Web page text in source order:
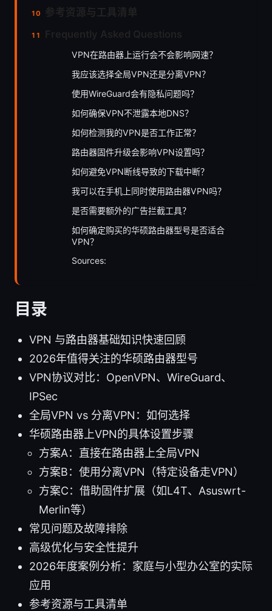
VPN在路由器上运行会不会影响网速？
我应该选择全局VPN还是分离VPN？
使用WireGuard会有隐私问题吗？
如何确保VPN不泄露本地DNS？
如何检测我的VPN是否工作正常？
路由器固件升级会影响VPN设置吗？
如何避免VPN断线导致的下载中断？
我可以在手机上同时使用路由器VPN吗？
是否需要额外的广告拦截工具？
如何确定购买的华硕路由器型号是否适合
VPN？
Sources:
目录
VPN 与路由器基础知识快速回顾
2026年值得关注的华硕路由器型号
VPN协议对比：OpenVPN、WireGuard、
IPSec
全局VPN vs 分离VPN：如何选择
华硕路由器上VPN的具体设置步骤
方案A：直接在路由器上全局VPN
方案B：使用分离VPN（特定设备走VPN）
方案C：借助固件扩展（如L4T、Asuswrt-
Merlin等）
常见问题及故障排除
高级优化与安全性提升
2026年度案例分析：家庭与小型办公室的实际
应用
参考资源与工具清单